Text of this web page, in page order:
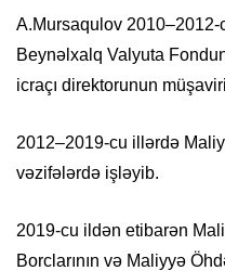
A.Mursaqulov
Beynəlxalq Valyuta
icraçı direktorunun
2012–2019-cu illərdə
vəzifələrdə işləyib.
2019-cu ildən etibarən
Borclarının və Maliyyə